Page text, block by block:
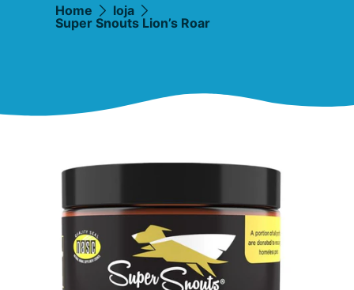
Home
loja
Super Snouts Lion’s Roar